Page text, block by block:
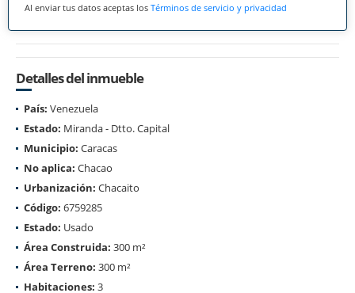
Al enviar tus datos aceptas los Términos de servicio y privacidad
Detalles del inmueble
País: Venezuela
Estado: Miranda - Dtto. Capital
Municipio: Caracas
No aplica: Chacao
Urbanización: Chacaito
Código: 6759285
Estado: Usado
Área Construida: 300 m²
Área Terreno: 300 m²
Habitaciones: 3